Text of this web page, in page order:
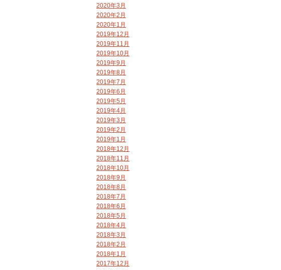
2020年3月
2020年2月
2020年1月
2019年12月
2019年11月
2019年10月
2019年9月
2019年8月
2019年7月
2019年6月
2019年5月
2019年4月
2019年3月
2019年2月
2019年1月
2018年12月
2018年11月
2018年10月
2018年9月
2018年8月
2018年7月
2018年6月
2018年5月
2018年4月
2018年3月
2018年2月
2018年1月
2017年12月